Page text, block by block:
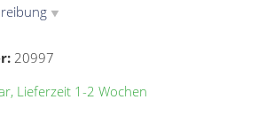
▼
20997
Lieferzeit 1-2 Wochen